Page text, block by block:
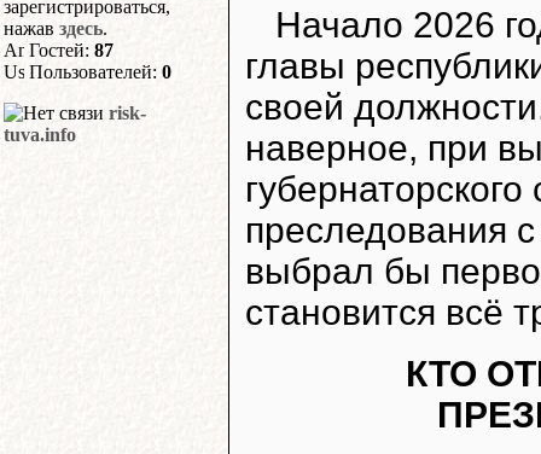
зарегистрироваться,
нажав здесь.
Гостей: 87
Пользователей: 0
risk-
tuva.info
Начало 2026
главы
своей
наверное, при
преследования
выбрал бы
становится всё
КТО